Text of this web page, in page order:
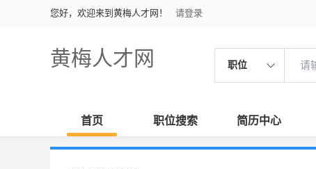
您好，欢迎来到黄梅人才网！ 请登录
黄梅人才网 职位
首页 职位搜索 简历中心